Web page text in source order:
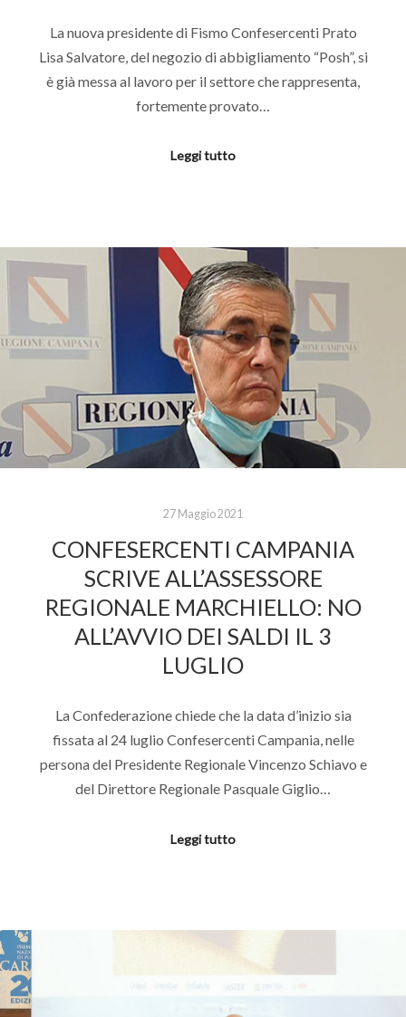
La nuova presidente di Fismo Confesercenti Prato
Lisa Salvatore, del negozio di abbigliamento “Posh”, si
è già messa al lavoro per il settore che rappresenta,
fortemente provato…
Leggi tutto
27 Maggio 2021
CONFESERCENTI CAMPANIA
SCRIVE ALL’ASSESSORE
REGIONALE MARCHIELLO: NO
ALL’AVVIO DEI SALDI IL 3
LUGLIO
La Confederazione chiede che la data d’inizio sia
fissata al 24 luglio Confesercenti Campania, nelle
persona del Presidente Regionale Vincenzo Schiavo e
del Direttore Regionale Pasquale Giglio…
Leggi tutto